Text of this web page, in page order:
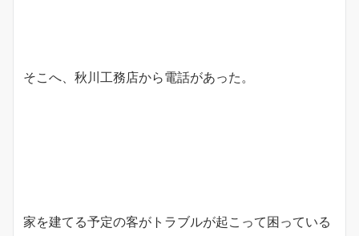
そこへ、秋川工務店から電話があった。
家を建てる予定の客がトラブルが起こって困っている